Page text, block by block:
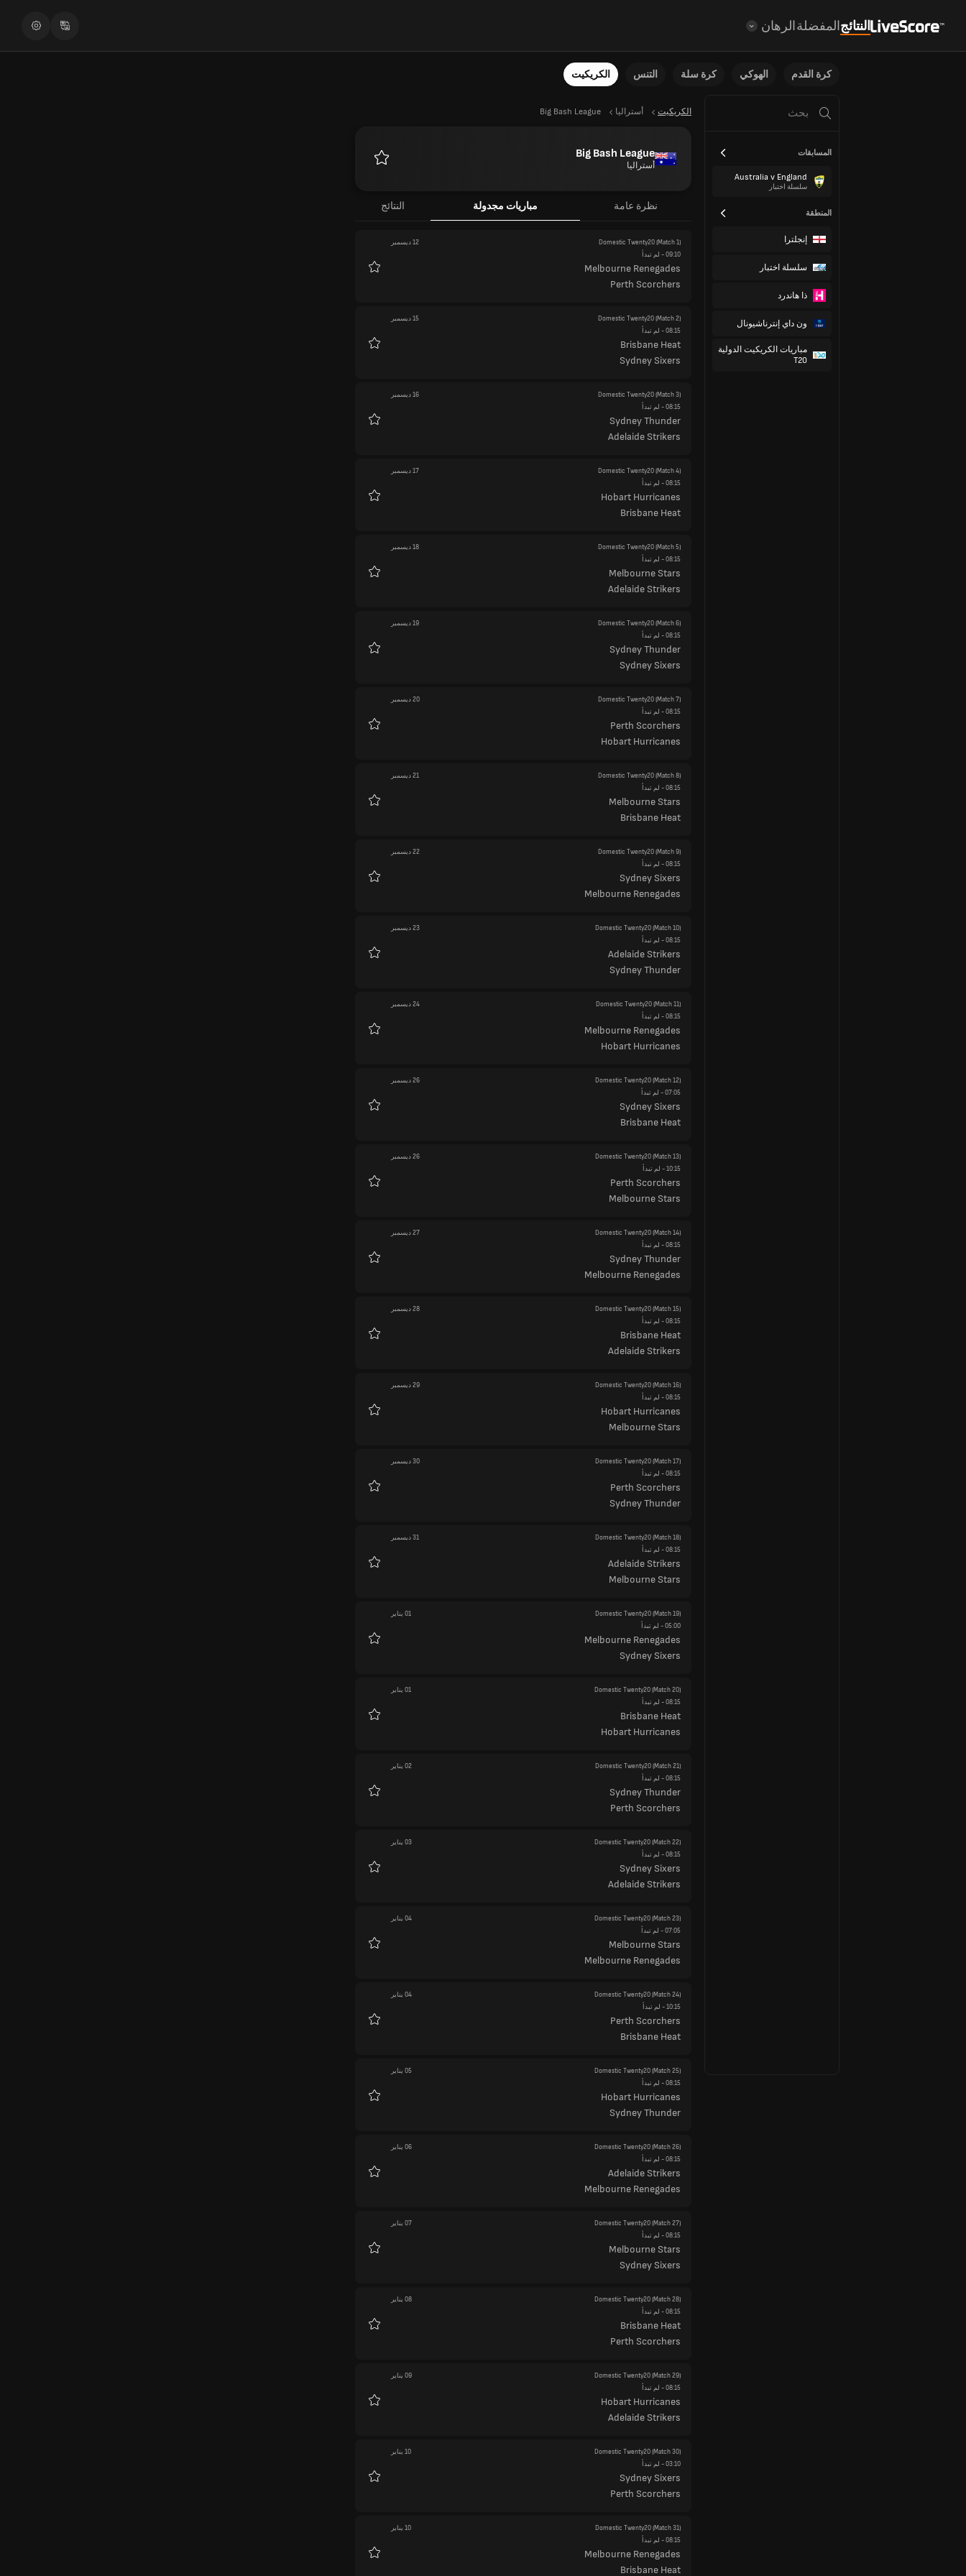
النتائجالمفضلةالرهان
كرة القدم الهوكي كرة سلة التنس الكريكيت
المسابقات
Australia v England
سلسلة اختبار
المنطقة
إنجلترا
سلسلة اختبار
ذا هاندرد
ون داي إنترناشيونال
مباريات الكريكيت الدولية
T20
الكريكيت أستراليا Big Bash League
Big Bash League
أستراليا
نظرة عامة مباريات مجدولة النتائج
Domestic Twenty20(Match 1)
12 ديسمبر
09:10- لم تبدأ
Melbourne Renegades
Perth Scorchers
Domestic Twenty20(Match 2)
15 ديسمبر
08:15- لم تبدأ
Brisbane Heat
Sydney Sixers
Domestic Twenty20(Match 3)
16 ديسمبر
08:15- لم تبدأ
Sydney Thunder
Adelaide Strikers
Domestic Twenty20(Match 4)
17 ديسمبر
08:15- لم تبدأ
Hobart Hurricanes
Brisbane Heat
Domestic Twenty20(Match 5)
18 ديسمبر
08:15- لم تبدأ
Melbourne Stars
Adelaide Strikers
Domestic Twenty20(Match 6)
19 ديسمبر
08:15- لم تبدأ
Sydney Thunder
Sydney Sixers
Domestic Twenty20(Match 7)
20 ديسمبر
08:15- لم تبدأ
Perth Scorchers
Hobart Hurricanes
Domestic Twenty20(Match 8)
21 ديسمبر
08:15- لم تبدأ
Melbourne Stars
Brisbane Heat
Domestic Twenty20(Match 9)
22 ديسمبر
08:15- لم تبدأ
Sydney Sixers
Melbourne Renegades
Domestic Twenty20(Match 10)
23 ديسمبر
08:15- لم تبدأ
Adelaide Strikers
Sydney Thunder
Domestic Twenty20(Match 11)
24 ديسمبر
08:15- لم تبدأ
Melbourne Renegades
Hobart Hurricanes
Domestic Twenty20(Match 12)
26 ديسمبر
07:05- لم تبدأ
Sydney Sixers
Brisbane Heat
Domestic Twenty20(Match 13)
26 ديسمبر
10:15- لم تبدأ
Perth Scorchers
Melbourne Stars
Domestic Twenty20(Match 14)
27 ديسمبر
08:15- لم تبدأ
Sydney Thunder
Melbourne Renegades
Domestic Twenty20(Match 15)
28 ديسمبر
08:15- لم تبدأ
Brisbane Heat
Adelaide Strikers
Domestic Twenty20(Match 16)
29 ديسمبر
08:15- لم تبدأ
Hobart Hurricanes
Melbourne Stars
Domestic Twenty20(Match 17)
30 ديسمبر
08:15- لم تبدأ
Perth Scorchers
Sydney Thunder
Domestic Twenty20(Match 18)
31 ديسمبر
08:15- لم تبدأ
Adelaide Strikers
Melbourne Stars
Domestic Twenty20(Match 19)
01 يناير
05:00- لم تبدأ
Melbourne Renegades
Sydney Sixers
Domestic Twenty20(Match 20)
01 يناير
08:15- لم تبدأ
Brisbane Heat
Hobart Hurricanes
Domestic Twenty20(Match 21)
02 يناير
08:15- لم تبدأ
Sydney Thunder
Perth Scorchers
Domestic Twenty20(Match 22)
03 يناير
08:15- لم تبدأ
Sydney Sixers
Adelaide Strikers
Domestic Twenty20(Match 23)
04 يناير
07:05- لم تبدأ
Melbourne Stars
Melbourne Renegades
Domestic Twenty20(Match 24)
04 يناير
10:15- لم تبدأ
Perth Scorchers
Brisbane Heat
Domestic Twenty20(Match 25)
05 يناير
08:15- لم تبدأ
Hobart Hurricanes
Sydney Thunder
Domestic Twenty20(Match 26)
06 يناير
08:15- لم تبدأ
Adelaide Strikers
Melbourne Renegades
Domestic Twenty20(Match 27)
07 يناير
08:15- لم تبدأ
Melbourne Stars
Sydney Sixers
Domestic Twenty20(Match 28)
08 يناير
08:15- لم تبدأ
Brisbane Heat
Perth Scorchers
Domestic Twenty20(Match 29)
09 يناير
08:15- لم تبدأ
Hobart Hurricanes
Adelaide Strikers
Domestic Twenty20(Match 30)
10 يناير
03:10- لم تبدأ
Sydney Sixers
Perth Scorchers
Domestic Twenty20(Match 31)
10 يناير
08:15- لم تبدأ
Melbourne Renegades
Brisbane Heat